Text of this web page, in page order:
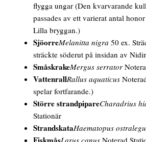
flygga ungar(Den kvarvarande
passades av ett varierat antal
Lilla bryggan.)
SjöorreMelanitta nigra 50 ex.
sträckte söderut på insidan av
SmåskrakeMergus serrator
VattenrallRallus aquaticus
spelar fortfarande.)
Större strandpipareCharadrius
Stationär
StrandskataHaematopus